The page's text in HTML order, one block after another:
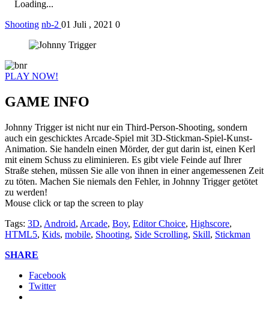
Loading...
Shooting nb-2 01 Juli , 2021 0
PLAY NOW!
GAME INFO
Johnny Trigger ist nicht nur ein Third-Person-Shooting, sondern
auch ein geschicktes Arcade-Spiel mit 3D-Stickman-Spiel-Kunst-
Animation. Sie handeln einen Mörder, der gut darin ist, einen Kerl
mit einem Schuss zu eliminieren. Es gibt viele Feinde auf Ihrer
Straße stehen, müssen Sie alle von ihnen in einer angemessenen Zeit
zu töten. Machen Sie niemals den Fehler, in Johnny Trigger getötet
zu werden!
Mouse click or tap the screen to play
Tags: 3D, Android, Arcade, Boy, Editor Choice, Highscore,
HTML5, Kids, mobile, Shooting, Side Scrolling, Skill, Stickman
SHARE
Facebook
Twitter